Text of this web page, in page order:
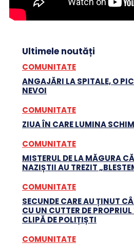
Ultimele noutăți
COMUNITATE
ANGAJĂRI LA SPITALE, O
NEVOI
COMUNITATE
ZIUA ÎN CARE LUMINA
COMUNITATE
MISTERUL DE LA MĂGURA
NAZIȘTII AU TREZIT
COMUNITATE
SECUNDE CARE AU ȚINUT
CU UN CUTTER DE
CLIPĂ DE POLIȚIȘTI
COMUNITATE